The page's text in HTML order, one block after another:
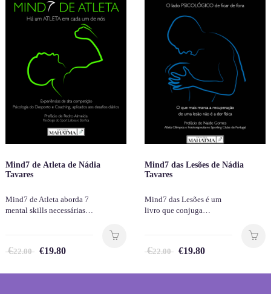
Mind7 de Atleta de Nádia
Tavares
Mind7 de Atleta aborda 7
mental skills necessárias…
€22.00 €19.80
Mind7 das Lesões de Nádia
Tavares
Mind7 das Lesões é um
livro que conjuga…
€22.00 €19.80